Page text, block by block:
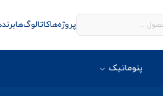
پروژه‌هاکاتالوگ‌ها
پنوماتیک